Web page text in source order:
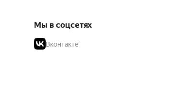
Мы в соцсетях
Вконтакте